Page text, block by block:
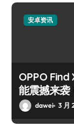
安卓资讯
OPPO Find
能震撼来袭
dawei 3 月